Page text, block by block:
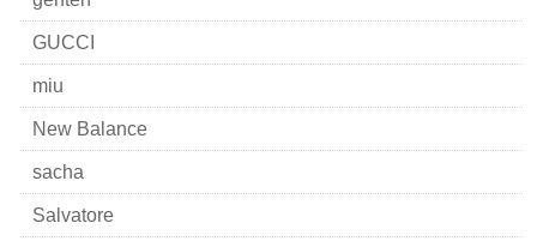
GUCCI
miu
New Balance
sacha
Salvatore